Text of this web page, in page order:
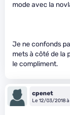
mode avec la
Je ne confonds
mets à côté de la
le compliment.
cpenet
Le 12/03/2018 à